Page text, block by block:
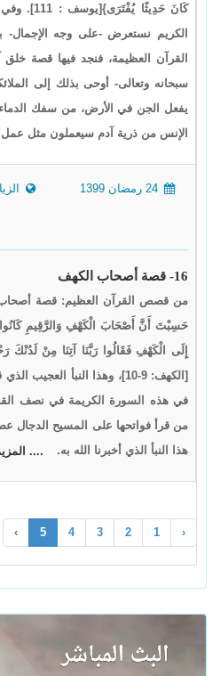
كَانَ حَدِيثًا
الكريم نستعرض -على وجه الإجمال-
القرآن العظيمة، فنجد فيها قصة خلق
سبحانه وتعالى- أوحى بذلك إلى
يفعل الجن في الأرض، من سفك
الإنس من ذرية آدم سيعملون مثل
16- قصة أصحاب الكهف
من قصص القرآن العظيم: قصة أصحاب
حَسِبْتَ أَنَّ أَصْحَابَ الْكَهْفِ وَالرَّقِيمِ كَانُوا
إِلَى الْكَهْفِ فَقَالُوا رَبَّنَا آتِنَا مِنْ
[الكهف: 9-10]، وهذا النبأ
في هذه السورة الكريمة في نصف
من قرأ فواتحها على المسيح الدجال
هذا النبأ الذي أخبرنا الله به.
....
‹
1
2
3
4
5
›